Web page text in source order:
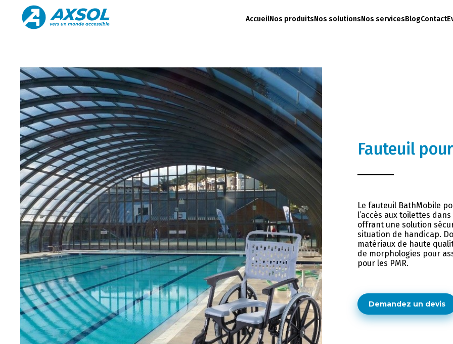
AccueilNos produitsNos solutionsNos servicesBlogContact
Fauteuil
Le fauteuil BathMobile
l’accès aux toilettes
offrant une solution
situation de handicap.
matériaux de haute
de morphologies pour
pour les PMR.
Demandez un devis